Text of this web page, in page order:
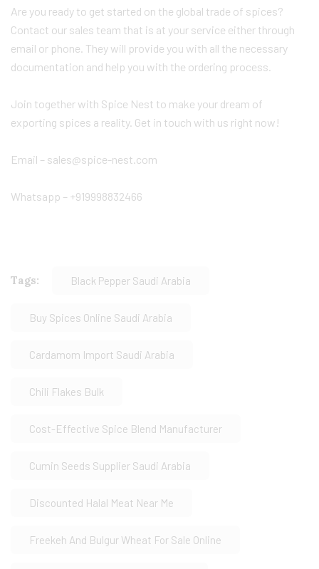
Are you ready to get started on the global trade of spices?
Contact our sales team that is at your service either through
email or phone. They will provide you with all the necessary
documentation and help you with the ordering process.
Join together with Spice Nest to make your dream of
exporting spices a reality. Get in touch with us right now!
Email – sales@spice-nest.com
Whatsapp – +919998832466
Tags: Black Pepper Saudi Arabia
Buy Spices Online Saudi Arabia
Cardamom Import Saudi Arabia
Chili Flakes Bulk
Cost-Effective Spice Blend Manufacturer
Cumin Seeds Supplier Saudi Arabia
Discounted Halal Meat Near Me
Freekeh And Bulgur Wheat For Sale Online